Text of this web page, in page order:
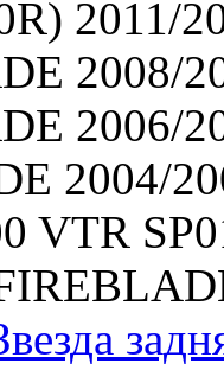
2011/
2008/
2006/
2004/
VTR